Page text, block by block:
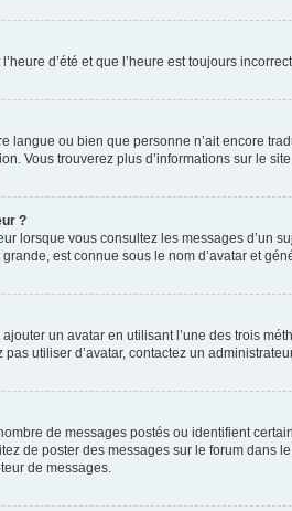
d’été et que l’heure est toujours
langue ou bien que personne n’ait encore
Vous trouverez plus d’informations sur le
?
lorsque vous consultez les messages
est connue sous le nom d’avatar et
un avatar en utilisant l’une des trois
utiliser d’avatar, contactez un
de messages postés ou identifient
de poster des messages sur le forum
de messages.